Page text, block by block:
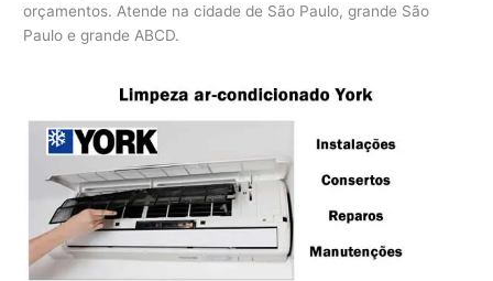
orçamentos. Atende na cidade de São Paulo, grande São
Paulo e grande ABCD.